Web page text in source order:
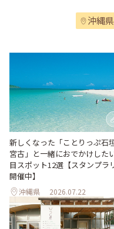
沖縄県
新しくなった「ことりっぷ石
宮古」と一緒におでかけした
目スポット12選【スタンプラ
開催中】
沖縄県 2026.07.22